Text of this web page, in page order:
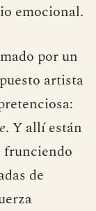
emocional.
por un
artista
. Y allí están
frunciendo
de